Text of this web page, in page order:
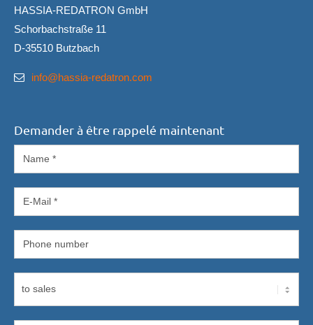
HASSIA-REDATRON GmbH
Schorbachstraße 11
D-35510 Butzbach
info@hassia-redatron.com
Demander à être rappelé maintenant